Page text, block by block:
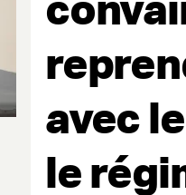
avec
le